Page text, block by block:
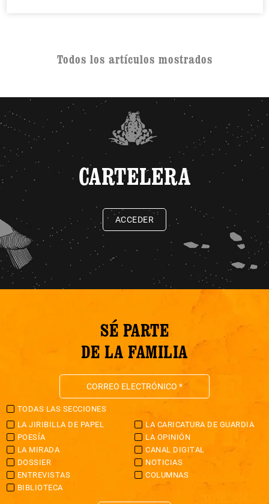
Todos los artículos mostrados
CARTELERA
ACCEDER
SÉ PARTE
DE LA FAMILIA
TODAS LAS SECCIONES
LA JIRIBILLA DE PAPEL
LA CARICATURA DE GUARDIA
POESÍA
LA OPINIÓN
LA MIRADA
CANAL DIGITAL
DOSSIER
NOTICIAS
ENTREVISTAS
COLUMNAS
BIBLIOTECA